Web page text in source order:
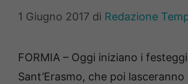
1 Giugno 2017 di Redazione
FORMIA – Oggi iniziano i
Sant’Erasmo, che poi